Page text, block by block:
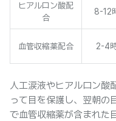
ヒアルロン酸配
合
8-12
血管収縮薬配合 2-4
人工涙液やヒアルロン酸
って目を保護し、翌朝の
で血管収縮薬が含まれた